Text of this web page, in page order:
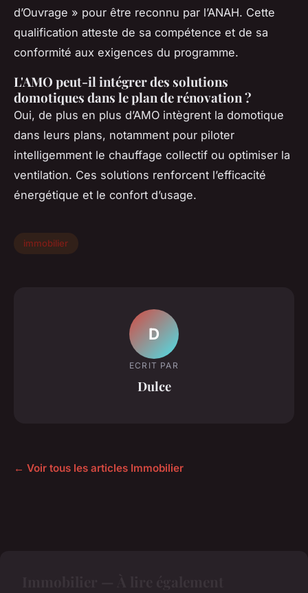
d’Ouvrage » pour être reconnu par l’ANAH. Cette
qualification atteste de sa compétence et de sa
conformité aux exigences du programme.
L'AMO peut-il intégrer des solutions
domotiques dans le plan de rénovation ?
Oui, de plus en plus d’AMO intègrent la domotique
dans leurs plans, notamment pour piloter
intelligemment le chauffage collectif ou optimiser la
ventilation. Ces solutions renforcent l’efficacité
énergétique et le confort d’usage.
immobilier
D
ECRIT PAR
Dulce
← Voir tous les articles Immobilier